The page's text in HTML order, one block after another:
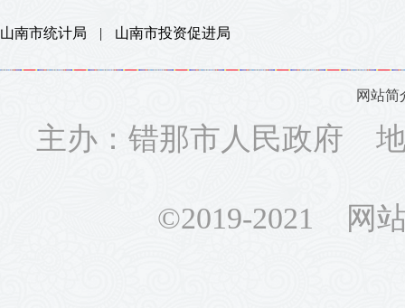
山南市统计局 | 山南市投资促进局
网站简
主办：错那市人民政府
©2019-2021 网